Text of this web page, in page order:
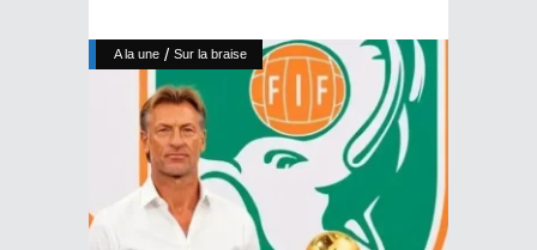
A la une / Sur la braise